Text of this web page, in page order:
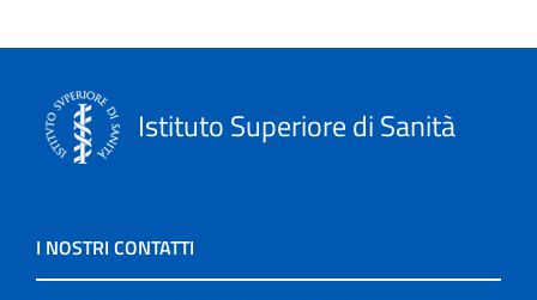
Istituto Superiore di Sanità
I NOSTRI CONTATTI